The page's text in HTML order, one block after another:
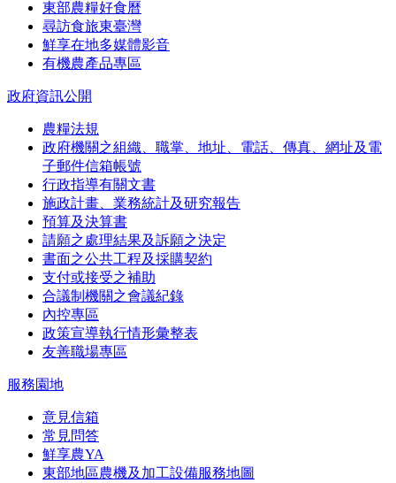
東部農糧好食曆
尋訪食旅東臺灣
鮮享在地多媒體影音
有機農產品專區
政府資訊公開
農糧法規
政府機關之組織、職掌、地址、電話、傳真、網址及電
子郵件信箱帳號
行政指導有關文書
施政計畫、業務統計及研究報告
預算及決算書
請願之處理結果及訴願之決定
書面之公共工程及採購契約
支付或接受之補助
合議制機關之會議紀錄
內控專區
政策宣導執行情形彙整表
友善職場專區
服務園地
意見信箱
常見問答
鮮享農YA
東部地區農機及加工設備服務地圖